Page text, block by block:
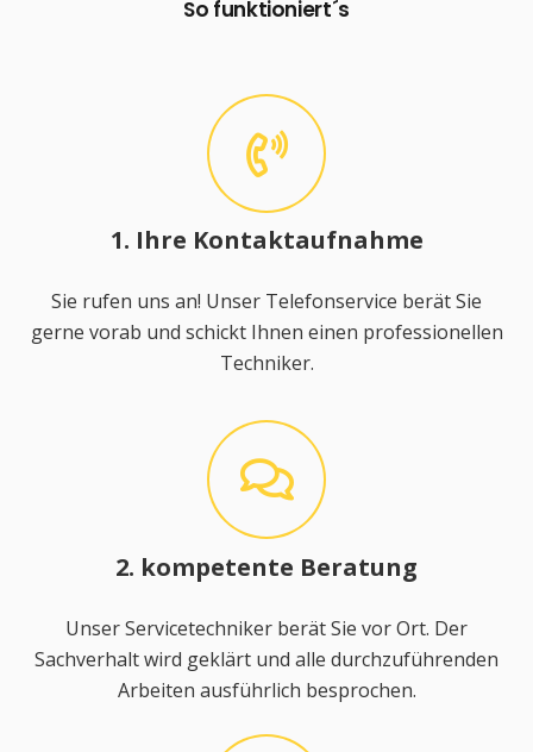
So funktioniert´s
1. Ihre Kontaktaufnahme
Sie rufen uns an! Unser Telefonservice berät Sie
gerne vorab und schickt Ihnen einen professionellen
Techniker.
2. kompetente Beratung
Unser Servicetechniker berät Sie vor Ort. Der
Sachverhalt wird geklärt und alle durchzuführenden
Arbeiten ausführlich besprochen.